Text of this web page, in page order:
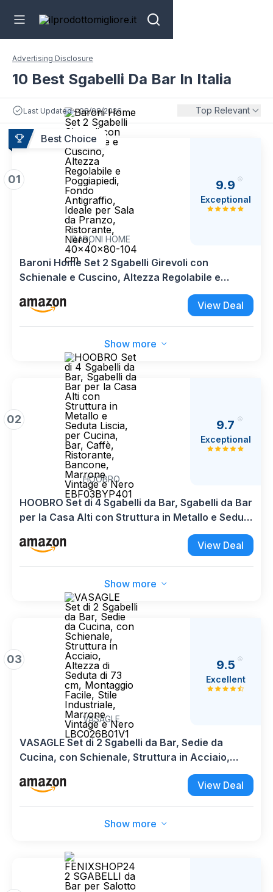
Advertising Disclosure
10 Best Sgabelli Da Bar In Italia
Last Updated - 08/08/2026 Top Relevant
Best Choice
01
BARONI HOME
9.9
Exceptional
Baroni Home Set 2 Sgabelli Girevoli con
Schienale e Cuscino, Altezza Regolabile e
Poggiapiedi, Fondo Antigraffio, Ideale per Sala
da Pranzo, Ristorante, Nero, 40x40x80-104 cm
View Deal
Show more
02
HOOBRO
9.7
Exceptional
HOOBRO Set di 4 Sgabelli da Bar, Sgabelli da Bar
per la Casa Alti con Struttura in Metallo e Seduta
Liscia, per Cucina, Bar, Caffè, Ristorante,
Bancone, Marrone Vintage e Nero
View Deal
Show more
03
VASAGLE
9.5
Excellent
VASAGLE Set di 2 Sgabelli da Bar, Sedie da
Cucina, con Schienale, Struttura in Acciaio,
Altezza di Seduta di 73 cm, Montaggio Facile,
Stile Industriale, Marrone Vintage e NeroView Deal
Show more